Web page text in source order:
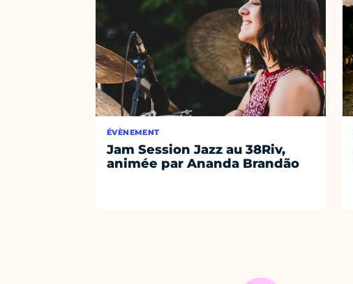
ÉVÈNEMENT
Jam Session Jazz au 38Riv,
animée par Ananda Brandão